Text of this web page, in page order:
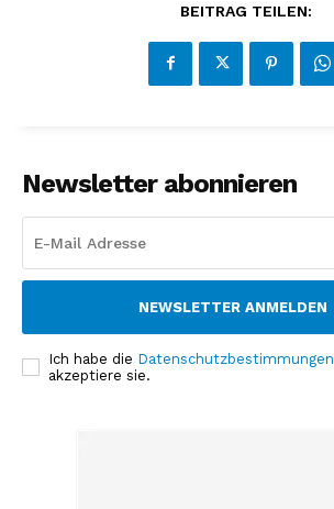
BEITRAG TEILEN:
Newsletter abonnieren
NEWSLETTER ANMELDEN
Ich habe die Datenschutzbestimmungen
akzeptiere sie.